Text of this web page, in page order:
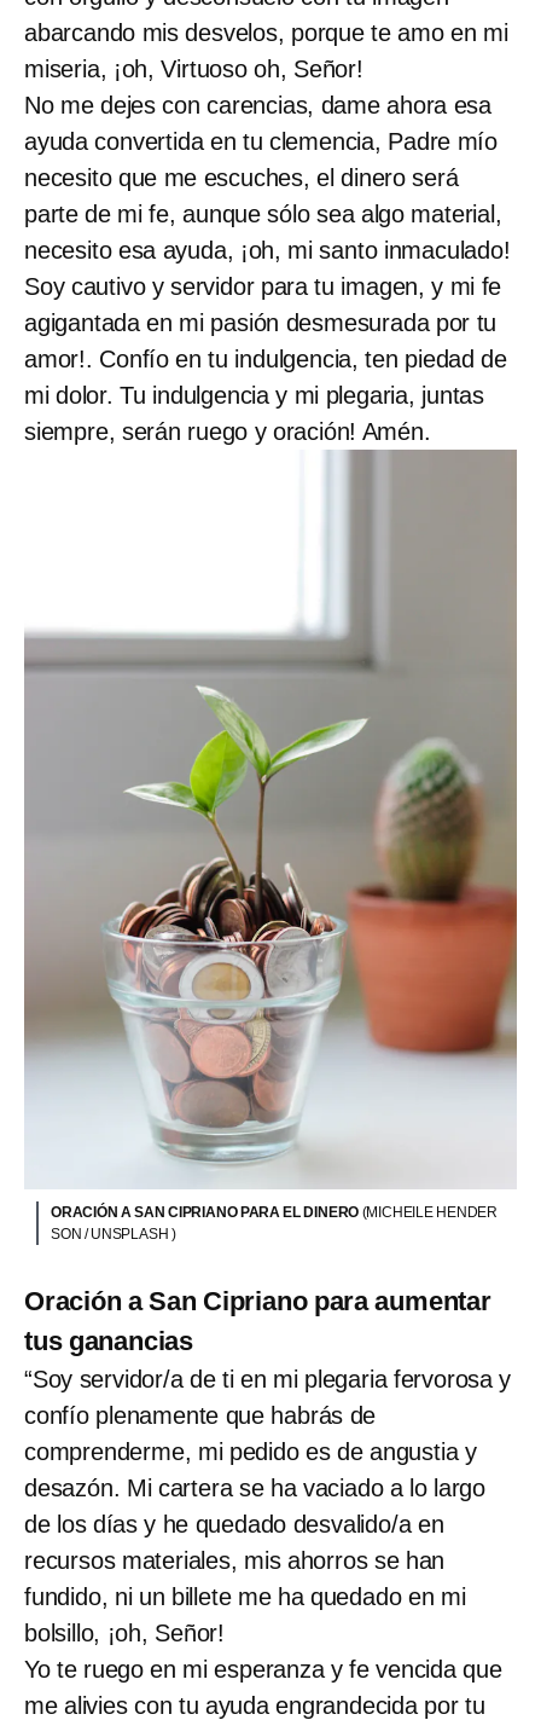
abarcando mis desvelos, porque te amo en mi
miseria, ¡oh, Virtuoso oh, Señor!
No me dejes con carencias, dame ahora esa
ayuda convertida en tu clemencia, Padre mío
necesito que me escuches, el dinero será
parte de mi fe, aunque sólo sea algo material,
necesito esa ayuda, ¡oh, mi santo inmaculado!
Soy cautivo y servidor para tu imagen, y mi fe
agigantada en mi pasión desmesurada por tu
amor!. Confío en tu indulgencia, ten piedad de
mi dolor. Tu indulgencia y mi plegaria, juntas
siempre, serán ruego y oración! Amén.
ORACIÓN A SAN CIPRIANO PARA EL DINERO (MICHEILE HENDER
SON / UNSPLASH )
Oración a San Cipriano para aumentar
tus ganancias
“Soy servidor/a de ti en mi plegaria fervorosa y
confío plenamente que habrás de
comprenderme, mi pedido es de angustia y
desazón. Mi cartera se ha vaciado a lo largo
de los días y he quedado desvalido/a en
recursos materiales, mis ahorros se han
fundido, ni un billete me ha quedado en mi
bolsillo, ¡oh, Señor!
Yo te ruego en mi esperanza y fe vencida que
me alivies con tu ayuda engrandecida por tu